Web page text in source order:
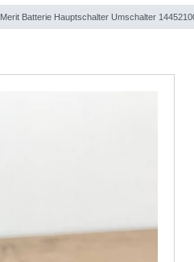
Merit Batterie Hauptschalter Umschalter